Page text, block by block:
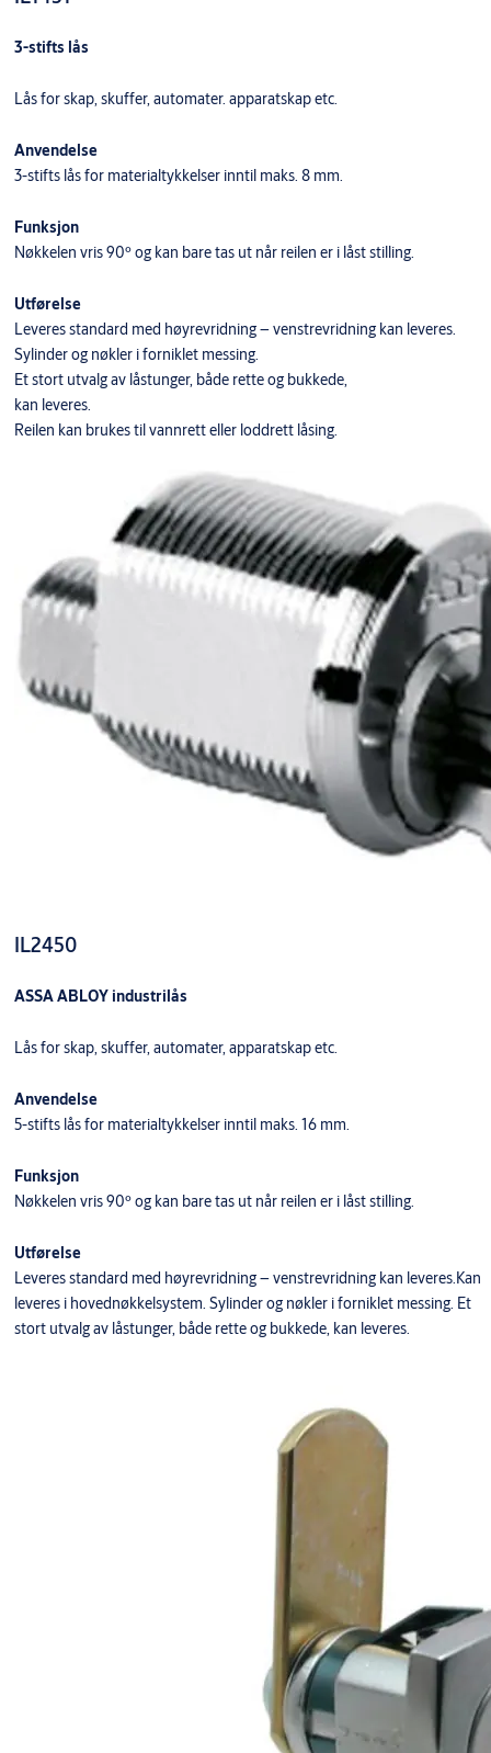
3-stifts lås
Lås for skap, skuffer, automater. apparatskap etc.
Anvendelse
3-stifts lås for materialtykkelser inntil maks. 8 mm.
Funksjon
Nøkkelen vris 90º og kan bare tas ut når reilen er i låst stilling.
Utførelse
Leveres standard med høyrevridning – venstrevridning kan leveres.
Sylinder og nøkler i forniklet messing.
Et stort utvalg av låstunger, både rette og bukkede,
kan leveres.
Reilen kan brukes til vannrett eller loddrett låsing.
IL2450
ASSA ABLOY industrilås
Lås for skap, skuffer, automater, apparatskap etc.
Anvendelse
5-stifts lås for materialtykkelser inntil maks. 16 mm.
Funksjon
Nøkkelen vris 90º og kan bare tas ut når reilen er i låst stilling.
Utførelse
Leveres standard med høyrevridning – venstrevridning kan leveres.Kan
leveres i hovednøkkelsystem. Sylinder og nøkler i forniklet messing. Et
stort utvalg av låstunger, både rette og bukkede, kan leveres.